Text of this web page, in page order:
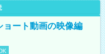
ョート動画の映像編